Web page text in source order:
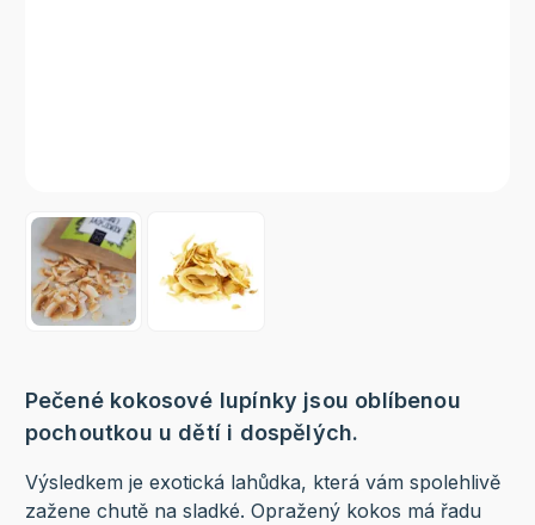
Pečené kokosové lupínky jsou oblíbenou
pochoutkou u dětí i dospělých.
Výsledkem je exotická lahůdka, která vám spolehlivě
zažene chutě na sladké. Opražený kokos má řadu